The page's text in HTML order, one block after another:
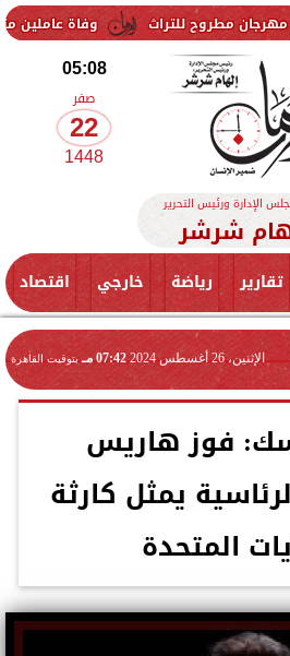
وفاة عاملين متأثرين للتراث
05:08
صفر
22
1448
الإدارة ورئيس التحرير
شرشر
تقارير رياضة خارجي اقتصاد
الإثنين، 26 أغسطس 2024 07:42 مـ بتوقيت القاهرة
فوز هاريس
يمثل كارثة
المتحدة